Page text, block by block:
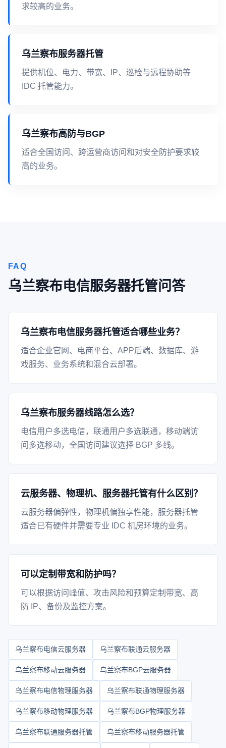
求较高的业务。
乌兰察布服务器托管
提供机位、电力、带宽、IP、巡检与远程协助等
IDC 托管能力。
乌兰察布高防与BGP
适合全国访问、跨运营商访问和对安全防护要求较
高的业务。
FAQ
乌兰察布电信服务器托管问答
乌兰察布电信服务器托管适合哪些业务？
适合企业官网、电商平台、APP后端、数据库、游
戏服务、业务系统和混合云部署。
乌兰察布服务器线路怎么选？
电信用户多选电信，联通用户多选联通，移动端访
问多选移动，全国访问建议选择 BGP 多线。
云服务器、物理机、服务器托管有什么区别？
云服务器偏弹性，物理机偏独享性能，服务器托管
适合已有硬件并需要专业 IDC 机房环境的业务。
可以定制带宽和防护吗？
可以根据访问峰值、攻击风险和预算定制带宽、高
防 IP、备份及监控方案。
乌兰察布电信云服务器 乌兰察布联通云服务器
乌兰察布移动云服务器 乌兰察布BGP云服务器
乌兰察布电信物理服务器 乌兰察布联通物理服务器
乌兰察布移动物理服务器 乌兰察布BGP物理服务器
乌兰察布联通服务器托管 乌兰察布移动服务器托管